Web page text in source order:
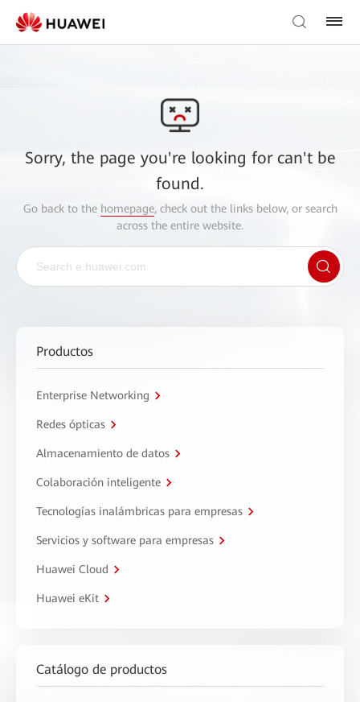
Sorry, the page you're looking for can't be
found.
Go back to the homepage, check out the links below, or search
across the entire website.
Productos
Enterprise Networking
Redes ópticas
Almacenamiento de datos
Colaboración inteligente
Tecnologías inalámbricas para empresas
Servicios y software para empresas
Huawei Cloud
Huawei eKit
Catálogo de productos